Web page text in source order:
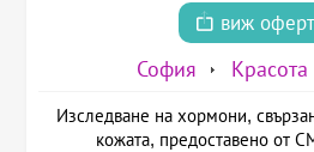
виж
София
Изследване на хормони,
кожата, предоставено от